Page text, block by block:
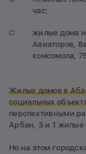
час;
жилые дома
Авиаторов,
комсомола,
Жилых домов в
социальных
перспективными
Арбан, 3 и 1 жилые
Но на этом